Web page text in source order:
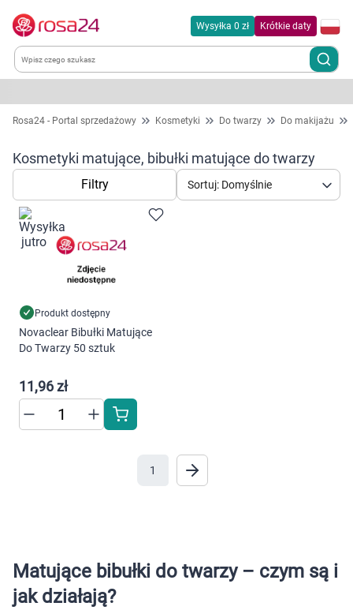
Wysyłka 0 zł Krótkie daty
Kategorie
Chemia gospodarcza
Dla zwierząt
Dom i ogród
Kobieta w ciąży i mama
Dziecko
Higiena
Zabawki
Sprzęt medyczny
Rosa24 - Portal sprzedażowy Kosmetyki Do twarzy Do makijażu
Kosmetyki matujące, bibułki matujące do twarzy
Filtry Sortuj: Domyślnie
Produkt dostępny
Novaclear Bibułki Matujące
Do Twarzy 50 sztuk
11,96 zł
1
Matujące bibułki do twarzy – czym są i
jak działają?